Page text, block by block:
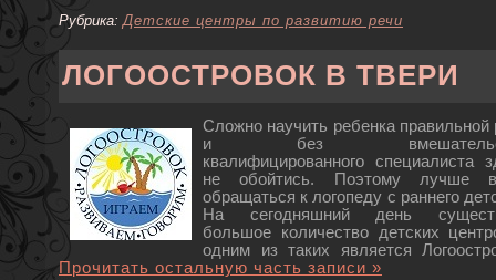
Рубрика:Детские центры по развитию речи
ЛОГООСТРОВОК В ТВЕРИ
Сложно научить ребенка правильной
и без
квалифицированного специалиста
не обойтись. Поэтому лучше
обращаться к логопеду с раннего
На сегодняшний день
большое количество детских
одним из таких является
Прочитать остальную часть записи »